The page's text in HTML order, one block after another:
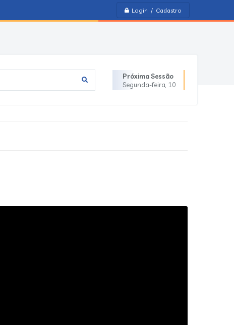
Login / Cadastro
Próxima Sessão
Segunda-feira 10